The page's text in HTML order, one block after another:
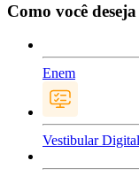
Como você
Enem
Vestibular Digital